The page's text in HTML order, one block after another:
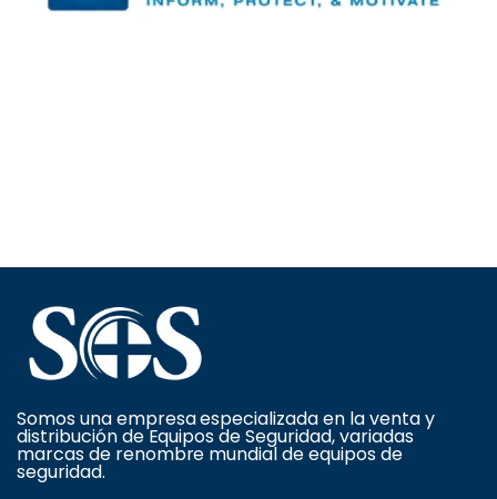
Somos una empresa especializada en la venta y
distribución de Equipos de Seguridad, variadas
marcas de renombre mundial de equipos de
seguridad.